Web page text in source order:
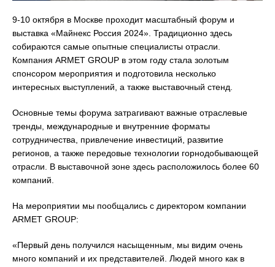
9-10 октября в Москве проходит масштабный форум и
выставка «Майнекс Россия 2024». Традиционно здесь
собираются самые опытные специалисты отрасли.
Компания ARMET GROUP в этом году стала золотым
спонсором мероприятия и подготовила несколько
интересных выступлений, а также выставочный стенд.
Основные темы форума затрагивают важные отраслевые
тренды, международные и внутренние форматы
сотрудничества, привлечение инвестиций, развитие
регионов, а также передовые технологии горнодобывающей
отрасли. В выставочной зоне здесь расположилось более 60
компаний.
На мероприятии мы пообщались с директором компании
ARMET GROUP:
«Первый день получился насыщенным, мы видим очень
много компаний и их представителей. Людей много как в